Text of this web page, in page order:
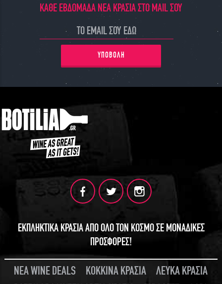
ΚΑΘΕ ΕΒΔΟΜΑΔΑ ΝΕΑ ΚΡΑΣΙΑ ΣΤΟ MAIL ΣΟΥ
ΥΠΟΒΟΛΗ
ΕΚΠΛΗΚΤΙΚΑ ΚΡΑΣΙΑ ΑΠΟ ΟΛΟ ΤΟΝ ΚΟΣΜΟ ΣΕ ΜΟΝΑΔΙΚΕΣ
ΠΡΟΣΦΟΡΕΣ!
ΝΕΑ WINE DEALS ΚΟΚΚΙΝΑ ΚΡΑΣΙΑ
ΛΕΥΚΑ ΚΡΑΣΙΑ